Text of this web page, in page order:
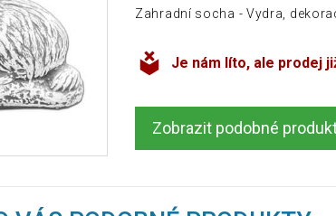
Zahradní socha - Vydra,
Je nám líto, ale prodej
Zobrazit podobné